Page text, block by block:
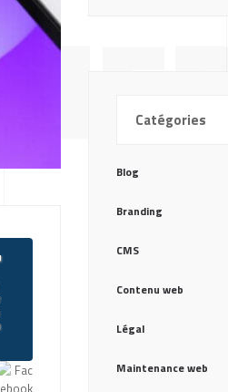
Catégories
Blog
Branding
CMS
Contenu web
Légal
Maintenance web